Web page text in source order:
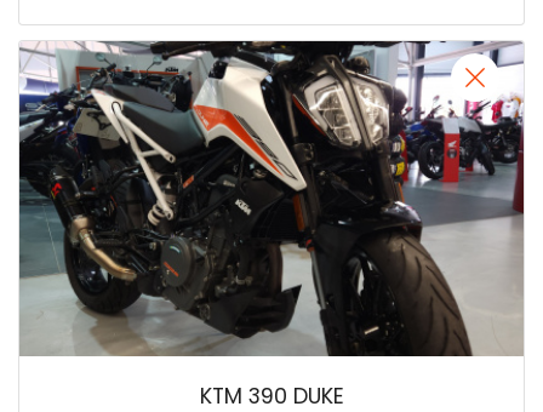
KTM 390 DUKE